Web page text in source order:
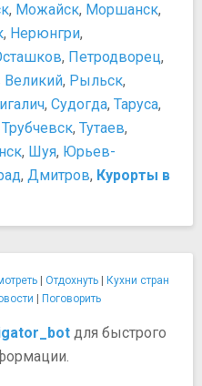
, Можайск, Моршанск,
, Нерюнгри,
, Петродворец,
Великий, Рыльск,
, Судогда, Таруса,
Трубчевск, Тутаев,
, Шуя, Юрьев-
, Дмитров, Курорты в
| Отдохнуть|
Кухни стран
Поговорить
для быстрого